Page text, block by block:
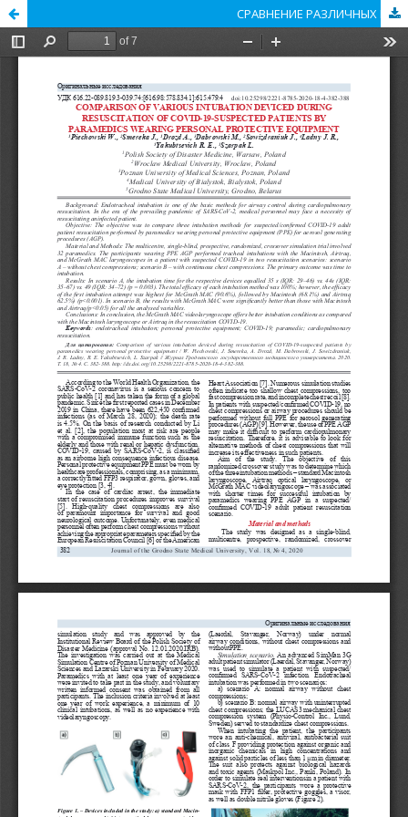
СРАВНЕНИЕ РАЗЛИЧНЫХ ВИДОВ ИНТУБАЦИИ ВО ВРЕМЯ РЕАНИМАЦИИ ПАЦИЕНТОВ С COVID-19 БРИГАДОЙ ПАРАМЕДИКОВ В СРЕДСТВАХ ИНДИВИДУАЛЬНОЙ ЗАЩИТЫ